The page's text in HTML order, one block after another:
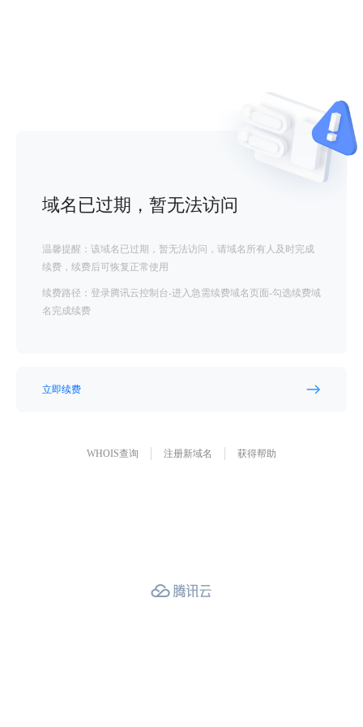
域名已过期，暂无法访问
温馨提醒：该域名已过期，暂无法访问，请域名所有人及时完成
续费，续费后可恢复正常使用
续费路径：登录腾讯云控制台-进入急需续费域名页面-勾选续费域
名完成续费
立即续费
WHOIS查询 注册新域名 获得帮助